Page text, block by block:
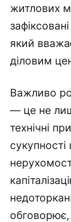
житлових
який
діловим
Важливо
— це не
технічні